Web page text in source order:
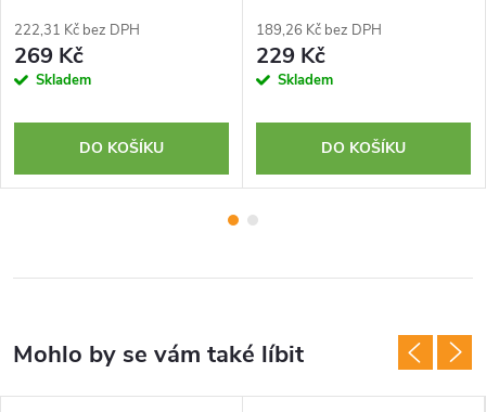
222,31 Kč bez DPH
269 Kč
Skladem
DO KOŠÍKU
189,26 Kč bez DPH
229 Kč
Skladem
DO KOŠÍKU